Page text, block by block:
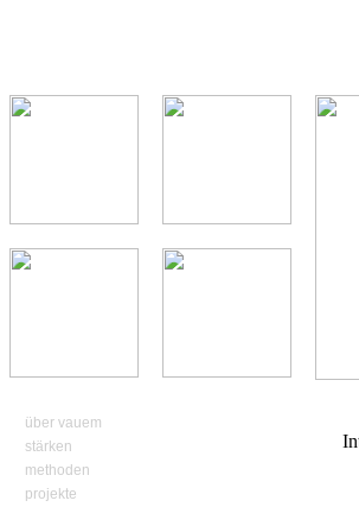
über vauem
stärken
methoden
projekte